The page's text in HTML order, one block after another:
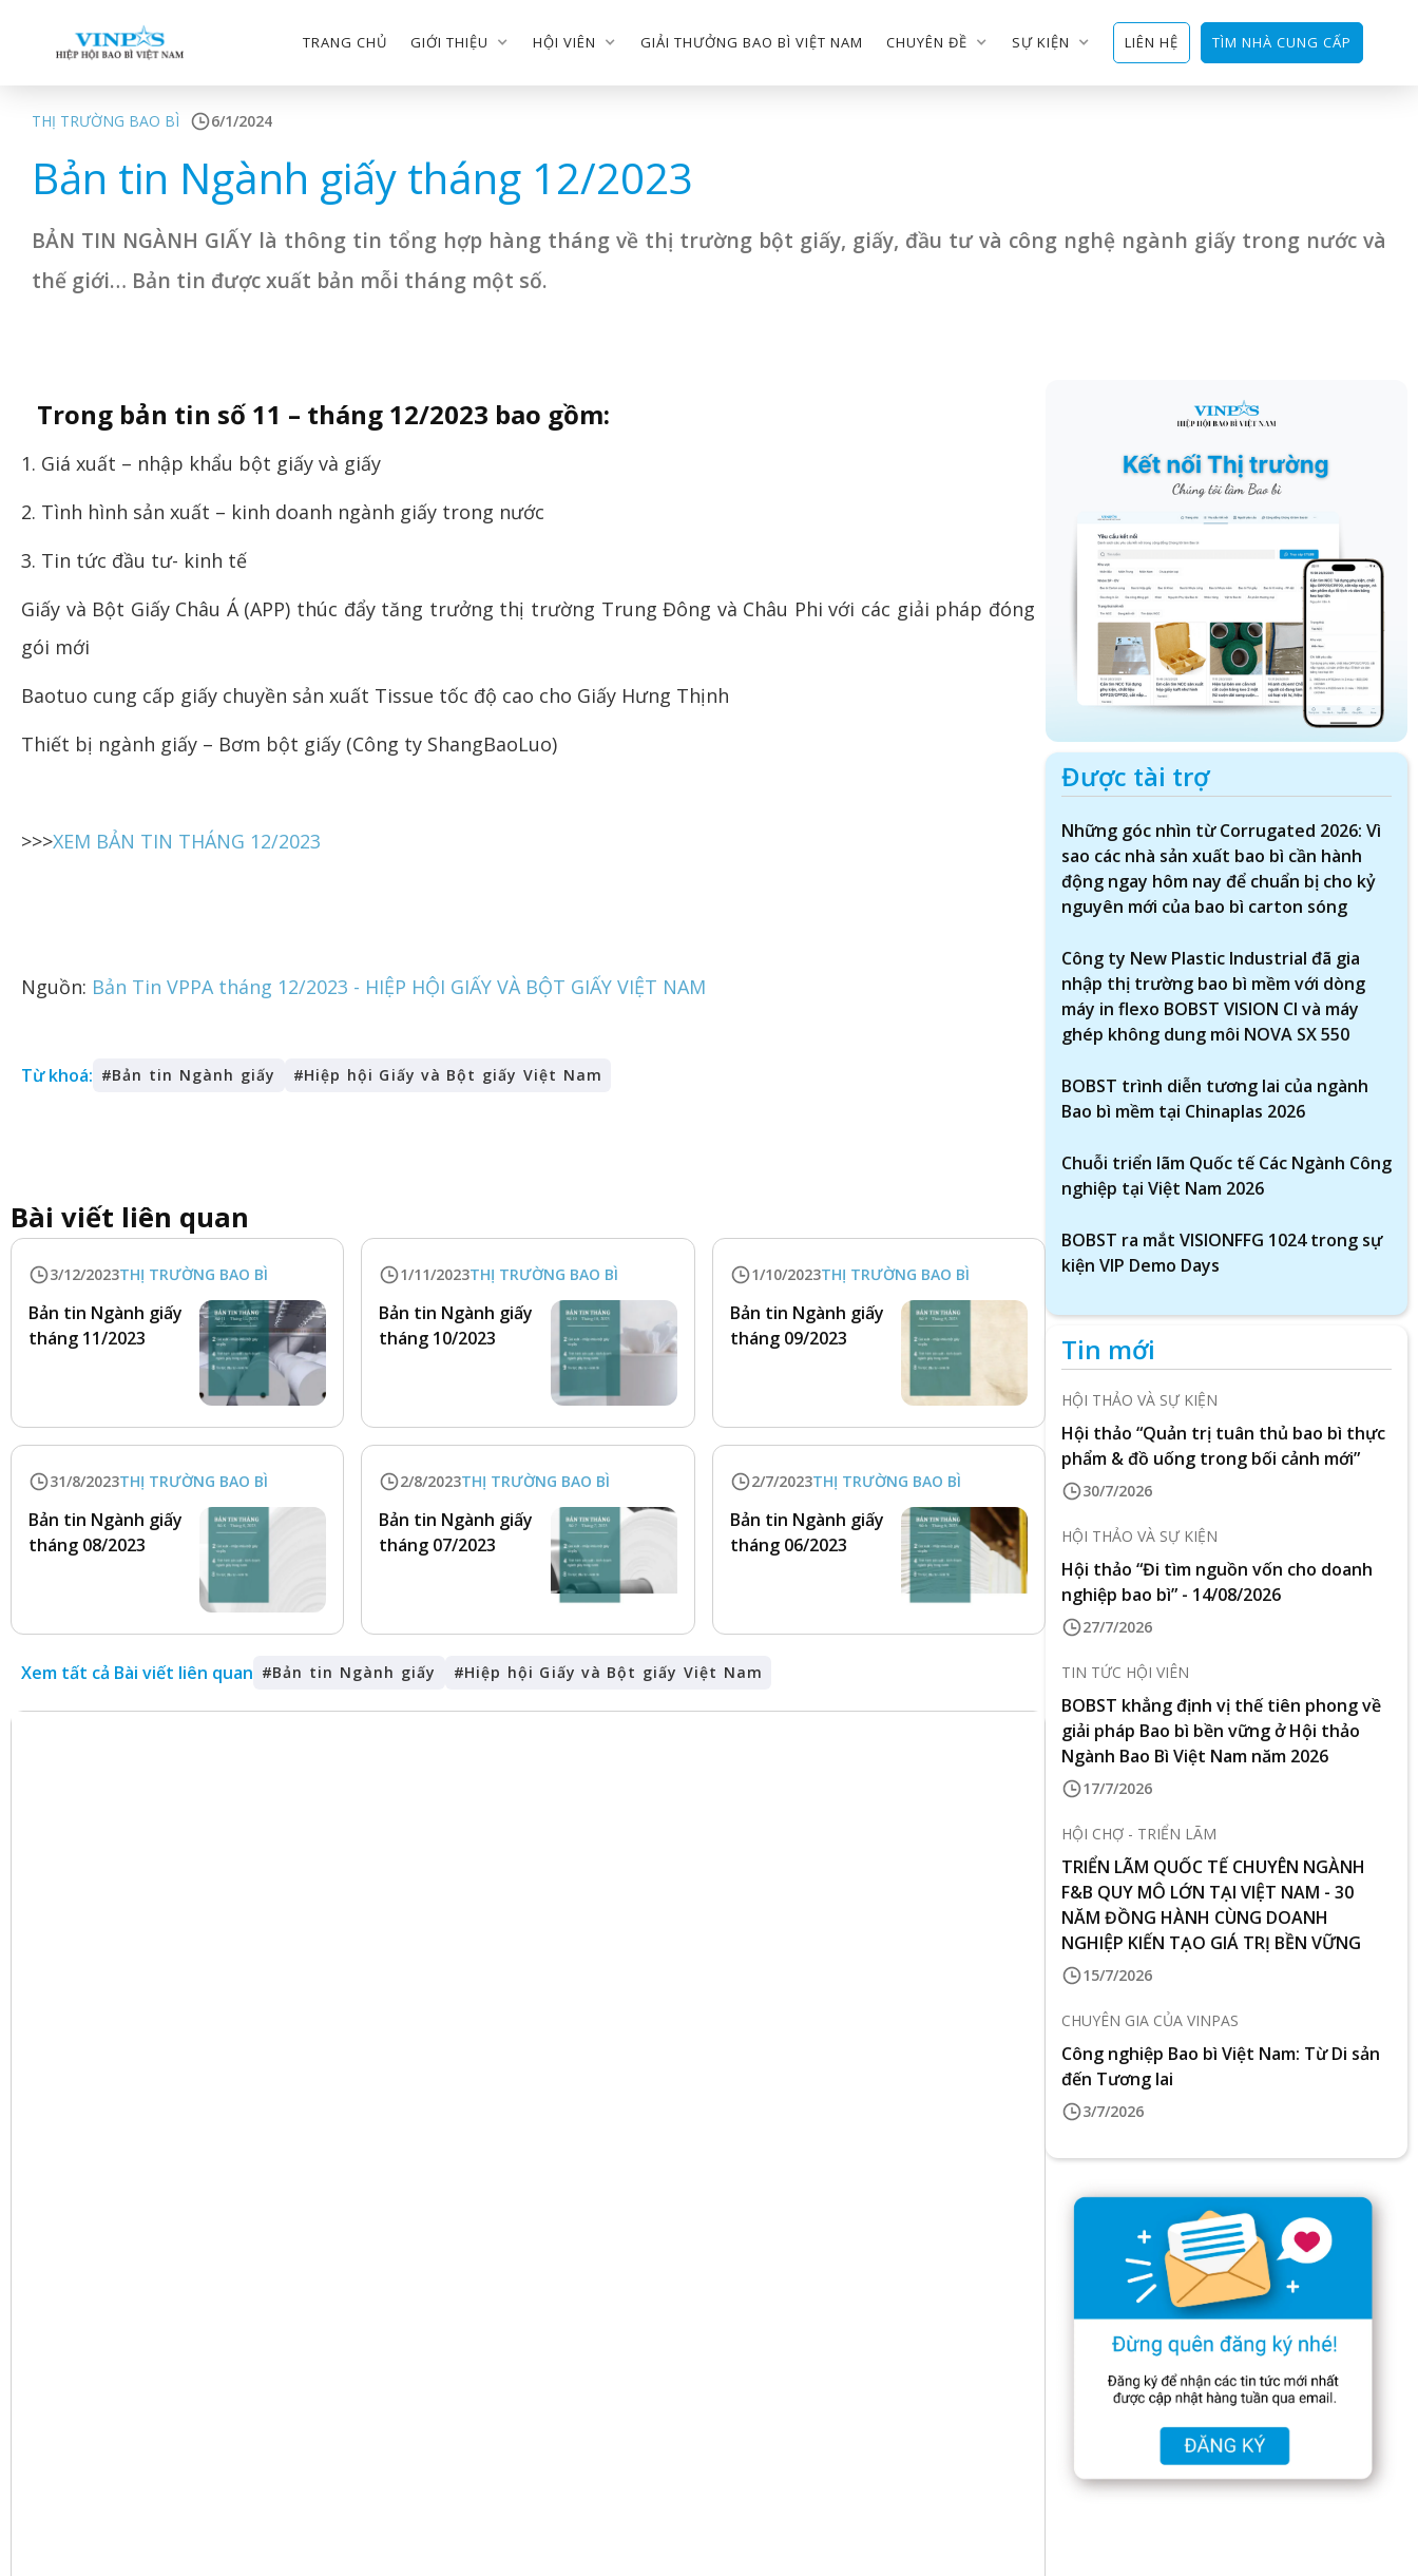
TRANG CHỦ GIỚI THIỆU HỘI VIÊN GIẢI THƯỞNG BAO BÌ VIỆT NAM CHUYÊN ĐỀ SỰ KIỆN LIÊN HỆ TÌM NHÀ CUNG CẤP
THỊ TRƯỜNG BAO BÌ 6/1/2024
Bản tin Ngành giấy tháng 12/2023
BẢN TIN NGÀNH GIẤY là thông tin tổng hợp hàng tháng về thị trường bột giấy, giấy, đầu tư và công nghệ ngành giấy trong nước và
thế giới… Bản tin được xuất bản mỗi tháng một số.
Trong bản tin số 11 – tháng 12/2023 bao gồm:
1. Giá xuất – nhập khẩu bột giấy và giấy
2. Tình hình sản xuất – kinh doanh ngành giấy trong nước
3. Tin tức đầu tư- kinh tế
Giấy và Bột Giấy Châu Á (APP) thúc đẩy tăng trưởng thị trường Trung Đông và Châu Phi với các giải pháp đóng
gói mới
Baotuo cung cấp giấy chuyền sản xuất Tissue tốc độ cao cho Giấy Hưng Thịnh
Thiết bị ngành giấy – Bơm bột giấy (Công ty ShangBaoLuo)
>>>XEM BẢN TIN THÁNG 12/2023
Nguồn: Bản Tin VPPA tháng 12/2023 - HIỆP HỘI GIẤY VÀ BỘT GIẤY VIỆT NAM
Từ khoá: #Bản tin Ngành giấy #Hiệp hội Giấy và Bột giấy Việt Nam
Bài viết liên quan
3/12/2023THỊ TRƯỜNG BAO BÌ
Bản tin Ngành giấy
tháng 11/2023
1/11/2023THỊ TRƯỜNG BAO BÌ
Bản tin Ngành giấy
tháng 10/2023
1/10/2023THỊ TRƯỜNG BAO BÌ
Bản tin Ngành giấy
tháng 09/2023
31/8/2023THỊ TRƯỜNG BAO BÌ
Bản tin Ngành giấy
tháng 08/2023
2/8/2023THỊ TRƯỜNG BAO BÌ
Bản tin Ngành giấy
tháng 07/2023
2/7/2023THỊ TRƯỜNG BAO BÌ
Bản tin Ngành giấy
tháng 06/2023
Xem tất cả Bài viết liên quan #Bản tin Ngành giấy #Hiệp hội Giấy và Bột giấy Việt Nam
Được tài trợ
Những góc nhìn từ Corrugated 2026: Vì
sao các nhà sản xuất bao bì cần hành
động ngay hôm nay để chuẩn bị cho kỷ
nguyên mới của bao bì carton sóng
Công ty New Plastic Industrial đã gia
nhập thị trường bao bì mềm với dòng
máy in flexo BOBST VISION CI và máy
ghép không dung môi NOVA SX 550
BOBST trình diễn tương lai của ngành
Bao bì mềm tại Chinaplas 2026
Chuỗi triển lãm Quốc tế Các Ngành Công
nghiệp tại Việt Nam 2026
BOBST ra mắt VISIONFFG 1024 trong sự
kiện VIP Demo Days
Tin mới
HỘI THẢO VÀ SỰ KIỆN
Hội thảo “Quản trị tuân thủ bao bì thực
phẩm & đồ uống trong bối cảnh mới”
30/7/2026
HỘI THẢO VÀ SỰ KIỆN
Hội thảo “Đi tìm nguồn vốn cho doanh
nghiệp bao bì” - 14/08/2026
27/7/2026
TIN TỨC HỘI VIÊN
BOBST khẳng định vị thế tiên phong về
giải pháp Bao bì bền vững ở Hội thảo
Ngành Bao Bì Việt Nam năm 2026
17/7/2026
HỘI CHỢ - TRIỂN LÃM
TRIỂN LÃM QUỐC TẾ CHUYÊN NGÀNH
F&B QUY MÔ LỚN TẠI VIỆT NAM - 30
NĂM ĐỒNG HÀNH CÙNG DOANH
NGHIỆP KIẾN TẠO GIÁ TRỊ BỀN VỮNG
15/7/2026
CHUYÊN GIA CỦA VINPAS
Công nghiệp Bao bì Việt Nam: Từ Di sản
đến Tương lai
3/7/2026